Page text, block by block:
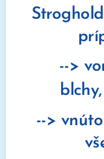
-->
-->